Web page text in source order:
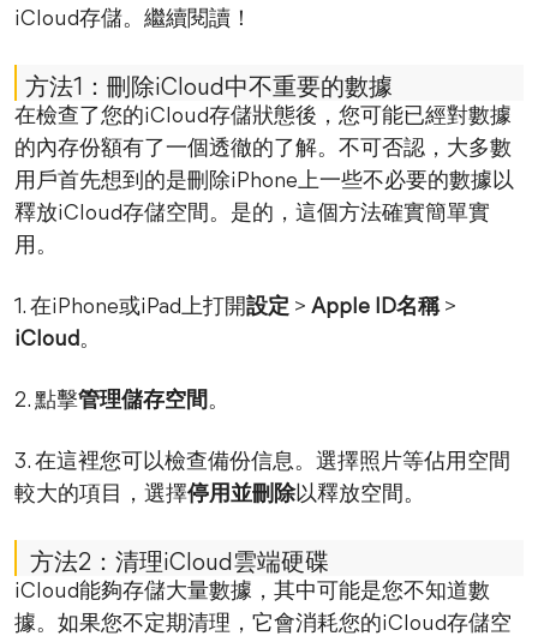
iCloud存儲。繼續閱讀！
方法1：刪除iCloud中不重要的數據
在檢查了您的iCloud存儲狀態後，您可能已經對數據
的內存份額有了一個透徹的了解。不可否認，大多數
用戶首先想到的是刪除iPhone上一些不必要的數據以
釋放iCloud存儲空間。是的，這個方法確實簡單實
用。
1. 在iPhone或iPad上打開設定 > Apple ID名稱>
iCloud。
2. 點擊管理儲存空間。
3. 在這裡您可以檢查備份信息。選擇照片等佔用空間
較大的項目，選擇停用並刪除以釋放空間。
方法2：清理iCloud雲端硬碟
iCloud能夠存儲大量數據，其中可能是您不知道數
據。如果您不定期清理，它會消耗您的iCloud存儲空